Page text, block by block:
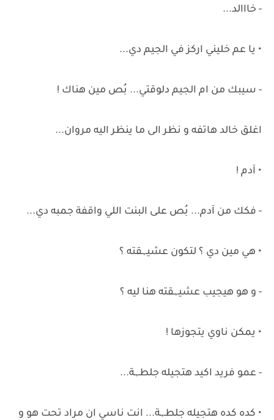
- خااالد...
• يا عم خليني اركز في الجيم دي...
- سيبك من ام الجيم دلوقتي... بُص مين هناك !
اغلق خالد هاتفه و نظر الى ما ينظر اليه مروان...
• آدم !
- فكك من آدم... بُص على البنت اللي واقفة جمبه دي...
• هي مين دي ؟ لتكون عشيـ,ـقته ؟
- و هو هيجيب عشيـ,ـقته هنا ليه ؟
• يمكن ناوي يتجوزها !
- عمو فريد اكيد هتجيله جلطـ,ـة...
• كده كده هتجيله جلطـ,ـة... انت ناسي ان مراد تحت هو و